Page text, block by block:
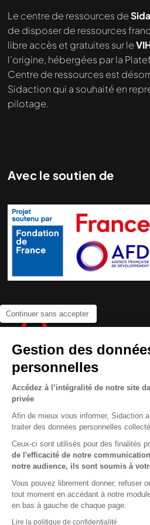
Continuer sans accepter
Gestion des
personnelles
Accédez à l’intégralité de notre site
privée
Afin de mieux vous informer, Sidaction
traiter des données personnelles
Ceux-ci sont utilisés pour des finalités
de l'efficacité de notre
notre audience, ils sont soumis à
Vous pouvez librement donner, refuser
tout moment en accédant à notre
en bas à gauche de chaque page.
Lire la politique de confidentialité
Le centre de ressources de
de disposer de ressources
libre accès et gratuites sur le
l’origine, hébergées par la
Centre de ressources est
Sidaction qui a souhaité en
pilotage.
Avec le soutien de
Contactez-nous
Newsletter
Nous suivre sur les réseaux :
This site uses cookies and gives you
En savoir plus